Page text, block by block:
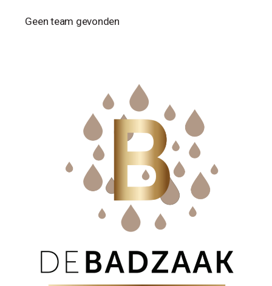
Geen team gevonden